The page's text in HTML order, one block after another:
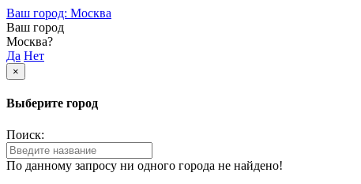
Ваш город: Москва
Ваш город
Москва?
Да Нет
×
Выберите город
Поиск:
По данному запросу ни одного города не найдено!